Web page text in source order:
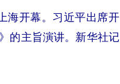
海开幕。习近平出席开
的主旨演讲。新华社记